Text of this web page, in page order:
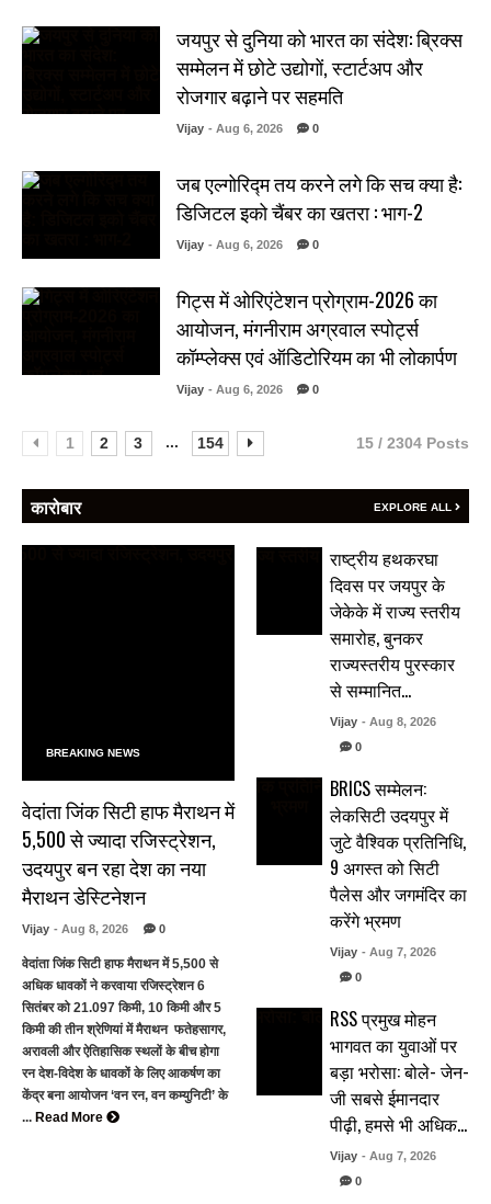
जयपुर से दुनिया को भारत का संदेश: ब्रिक्स
सम्मेलन में छोटे उद्योगों, स्टार्टअप और
रोजगार बढ़ाने पर सहमति
Vijay - Aug 6, 2026 0
जब एल्गोरिद्म तय करने लगे कि सच क्या है:
डिजिटल इको चैंबर का खतरा : भाग-2
Vijay - Aug 6, 2026 0
गिट्स में ओरिएंटेशन प्रोग्राम-2026 का
आयोजन, मंगनीराम अग्रवाल स्पोर्ट्स
कॉम्प्लेक्स एवं ऑडिटोरियम का भी लोकार्पण
Vijay - Aug 6, 2026 0
1 2 3 ... 154 15 / 2304 Posts
कारोबार EXPLORE ALL
BREAKING NEWS
वेदांता जिंक सिटी हाफ मैराथन में
5,500 से ज्यादा रजिस्ट्रेशन,
उदयपुर बन रहा देश का नया
मैराथन डेस्टिनेशन
Vijay - Aug 8, 2026 0
वेदांता जिंक सिटी हाफ मैराथन में 5,500 से
अधिक धावकों ने करवाया रजिस्ट्रेशन 6
सितंबर को 21.097 किमी, 10 किमी और 5
किमी की तीन श्रेणियां में मैराथन फतेहसागर,
अरावली और ऐतिहासिक स्थलों के बीच होगा
रन देश-विदेश के धावकों के लिए आकर्षण का
केंद्र बना आयोजन ‘वन रन, वन कम्युनिटी’ के
... Read More
राष्ट्रीय हथकरघा
दिवस पर जयपुर के
जेकेके में राज्य स्तरीय
समारोह, बुनकर
राज्यस्तरीय पुरस्कार
से सम्मानित…
Vijay - Aug 8, 2026
0
BRICS सम्मेलन:
लेकसिटी उदयपुर में
जुटे वैश्विक प्रतिनिधि,
9 अगस्त को सिटी
पैलेस और जगमंदिर का
करेंगे भ्रमण
Vijay - Aug 7, 2026
0
RSS प्रमुख मोहन
भागवत का युवाओं पर
बड़ा भरोसा: बोले- जेन-
जी सबसे ईमानदार
पीढ़ी, हमसे भी अधिक…
Vijay - Aug 7, 2026
0